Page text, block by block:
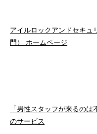
アイルロックアンドセキュ
門） ホームページ
「男性スタッフが来るの
のサービス